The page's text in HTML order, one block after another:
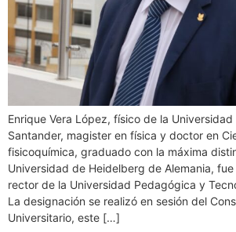
Enrique Vera López, físico de la
Santander, magister en física y doctor en
fisicoquímica, graduado con la máxima
Universidad de Heidelberg de Alemania,
rector de la Universidad Pedagógica y
La designación se realizó en sesión del
Universitario, este […]